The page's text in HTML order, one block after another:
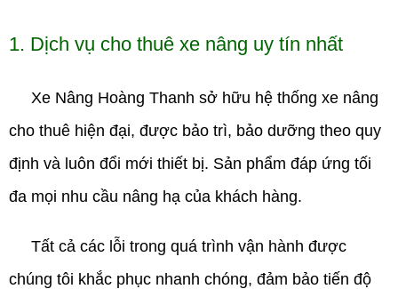
1. Dịch vụ cho thuê xe nâng uy tín nhất
Xe Nâng Hoàng Thanh sở hữu hệ thống xe nâng
cho thuê hiện đại, được bảo trì, bảo dưỡng theo quy
định và luôn đổi mới thiết bị. Sản phẩm đáp ứng tối
đa mọi nhu cầu nâng hạ của khách hàng.
Tất cả các lỗi trong quá trình vận hành được
chúng tôi khắc phục nhanh chóng, đảm bảo tiến độ